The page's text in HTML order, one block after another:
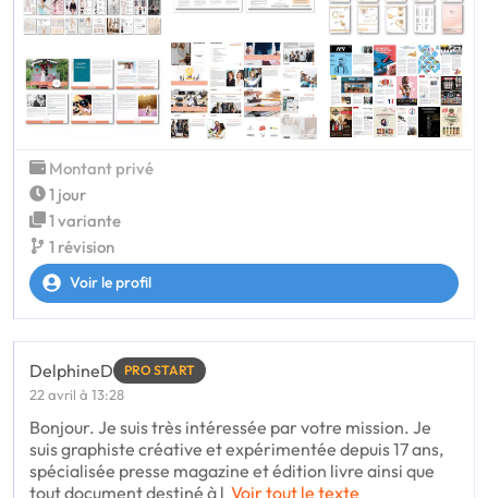
Montant privé
1 jour
1 variante
1 révision
Voir le profil
DelphineD PRO START
22 avril à 13:28
Bonjour. Je suis très intéressée par votre mission. Je
suis graphiste créative et expérimentée depuis 17 ans,
spécialisée presse magazine et édition livre ainsi que
tout document destiné à l Voir tout le texte